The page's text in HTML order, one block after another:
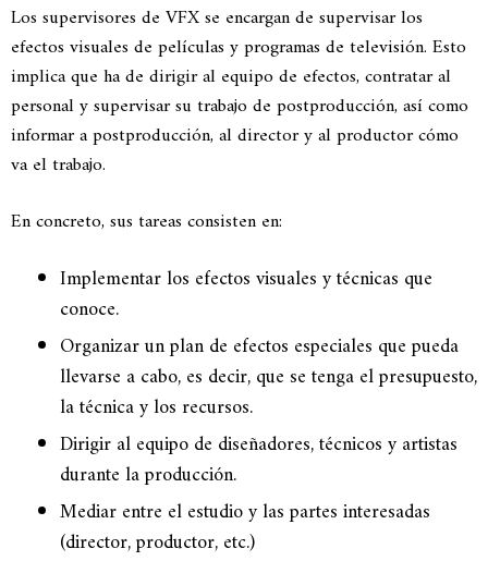
Los supervisores de VFX se encargan de supervisar los
efectos visuales de películas y programas de televisión. Esto
implica que ha de dirigir al equipo de efectos, contratar al
personal y supervisar su trabajo de postproducción, así como
informar a postproducción, al director y al productor cómo
va el trabajo.
En concreto, sus tareas consisten en:
Implementar los efectos visuales y técnicas que
conoce.
Organizar un plan de efectos especiales que pueda
llevarse a cabo, es decir, que se tenga el presupuesto,
la técnica y los recursos.
Dirigir al equipo de diseñadores, técnicos y artistas
durante la producción.
Mediar entre el estudio y las partes interesadas
(director, productor, etc.)